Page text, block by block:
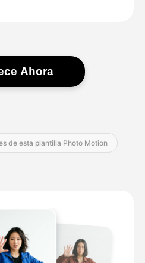
Ahora
de esta plantilla Photo Motion